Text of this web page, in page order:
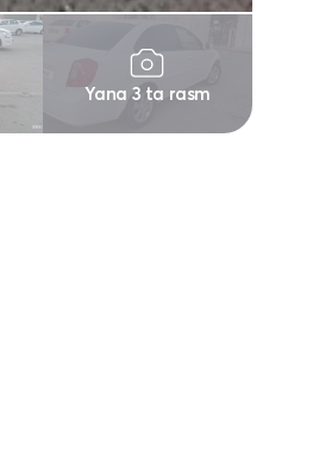
Yana 3 ta rasm